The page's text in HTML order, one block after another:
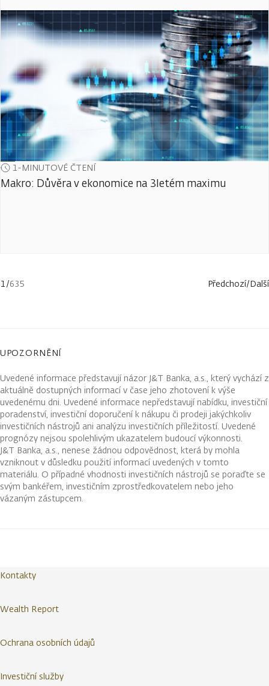
1-MINUTOVÉ ČTENÍ
Makro: Důvěra v ekonomice na 3letém maximu
1/635 Předchozí/Další
UPOZORNĚNÍ
Uvedené informace představují názor J&T Banka, a.s., který vychází z
aktuálně dostupných informací v čase jeho zhotovení k výše
uvedenému dni. Uvedené informace nepředstavují nabídku, investiční
poradenství, investiční doporučení k nákupu či prodeji jakýchkoliv
investičních nástrojů ani analýzu investičních příležitostí. Uvedené
prognózy nejsou spolehlivým ukazatelem budoucí výkonnosti.
J&T Banka, a.s., nenese žádnou odpovědnost, která by mohla
vzniknout v důsledku použití informací uvedených v tomto
materiálu. O případné vhodnosti investičních nástrojů se poraďte se
svým bankéřem, investičním zprostředkovatelem nebo jeho
vázaným zástupcem.
Kontakty
Wealth Report
Ochrana osobních údajů
Investiční služby